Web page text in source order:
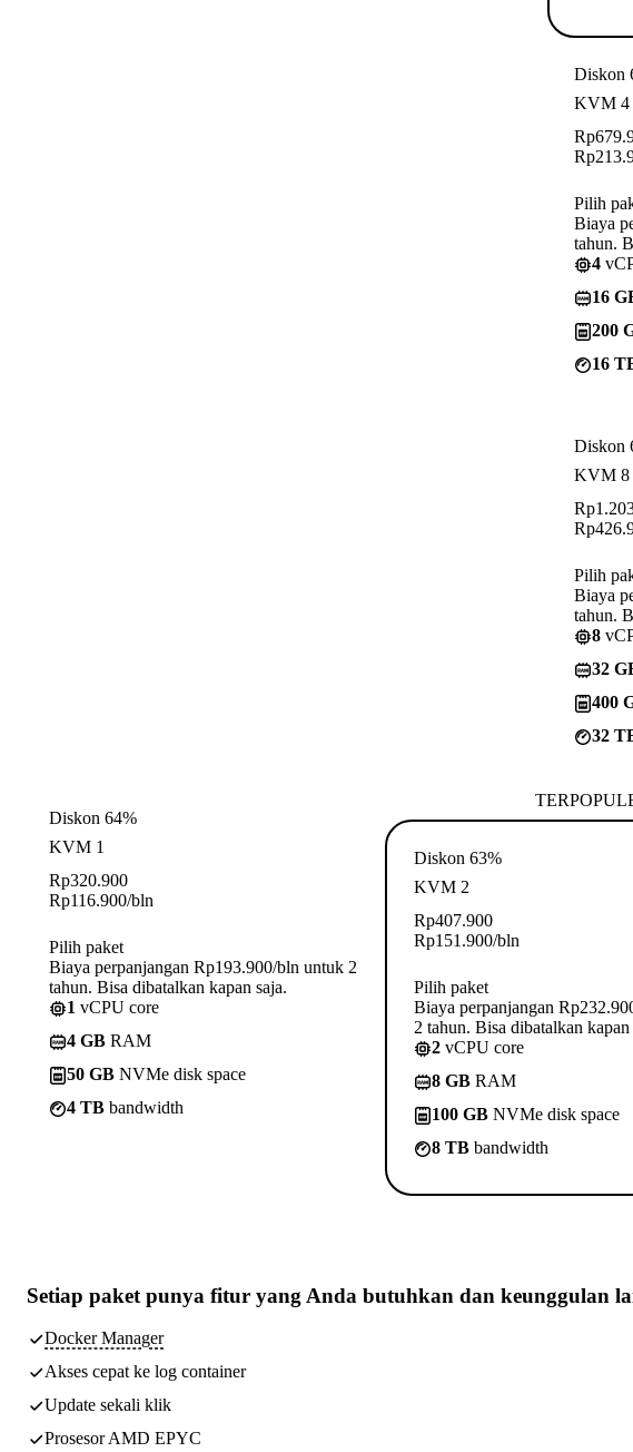
Diskon
KVM 4
Rp
Rp
Pilih
Biaya
tahun.
4
16
200
16
Diskon
KVM 8
Rp
Rp
Pilih
Biaya
tahun.
8
32
400
32
Diskon 64%
KVM 1
Rp320.900
Rp116.900/bln
Pilih paket
Biaya perpanjangan Rp193.900/bln untuk 2
tahun. Bisa dibatalkan kapan saja.
1 vCPU core
4 GB RAM
50 GB NVMe disk space
4 TB bandwidth
Diskon 63%
KVM 2
Rp407.900
Rp151.900/bln
Pilih paket
Biaya perpanjangan
2 tahun. Bisa dibatalkan kapan
2 vCPU core
8 GB RAM
100 GB NVMe disk space
8 TB bandwidth
Setiap paket punya fitur yang Anda butuhkan dan keunggulan
Docker Manager
Akses cepat ke log container
Update sekali klik
Prosesor AMD EPYC